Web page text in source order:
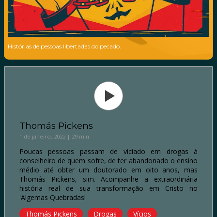
Histórias de pessoas libertadas do pecado.
Thomás Pickens
1 de janeiro, 2022 | 29 min
Poucas pessoas passam de viciado em drogas à
conselheiro de quem sofre, de ter abandonado o ensino
médio até obter um doutorado em oito anos, mas
Thomás Pickens, sim. Acompanhe a extraordinária
história real de sua transformação em Cristo no
'Algemas Quebradas!
Thomás Pickens
Drogas Vícios